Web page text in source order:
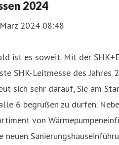
2024
2024 08:48
ist es soweit. Mit der
SHK-Leitmesse des Jahres
sich sehr darauf, Sie am
6 begrüßen zu dürfen.
von
neuen